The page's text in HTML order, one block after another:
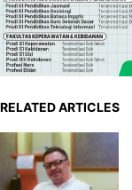
RELATED ARTICLES